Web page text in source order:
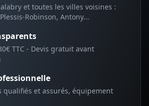
et toutes les villes voisines :
Robinson, Antony...
TTC - Devis gratuit avant
qualifiés et assurés, équipement